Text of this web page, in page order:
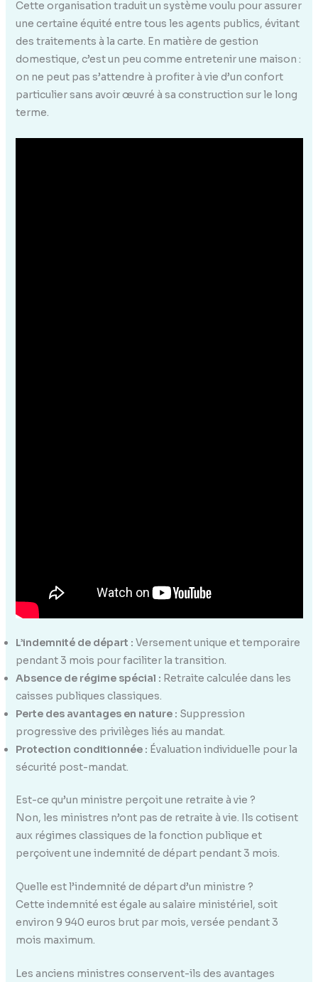
Cette organisation traduit un système voulu pour assurer
une certaine équité entre tous les agents publics, évitant
des traitements à la carte. En matière de gestion
domestique, c’est un peu comme entretenir une maison :
on ne peut pas s’attendre à profiter à vie d’un confort
particulier sans avoir œuvré à sa construction sur le long
terme.
L’indemnité de départ : Versement unique et temporaire
pendant 3 mois pour faciliter la transition.
Absence de régime spécial : Retraite calculée dans les
caisses publiques classiques.
Perte des avantages en nature : Suppression
progressive des privilèges liés au mandat.
Protection conditionnée : Évaluation individuelle pour la
sécurité post-mandat.
Est-ce qu’un ministre perçoit une retraite à vie ?
Non, les ministres n’ont pas de retraite à vie. Ils cotisent
aux régimes classiques de la fonction publique et
perçoivent une indemnité de départ pendant 3 mois.
Quelle est l’indemnité de départ d’un ministre ?
Cette indemnité est égale au salaire ministériel, soit
environ 9 940 euros brut par mois, versée pendant 3
mois maximum.
Les anciens ministres conservent-ils des avantages